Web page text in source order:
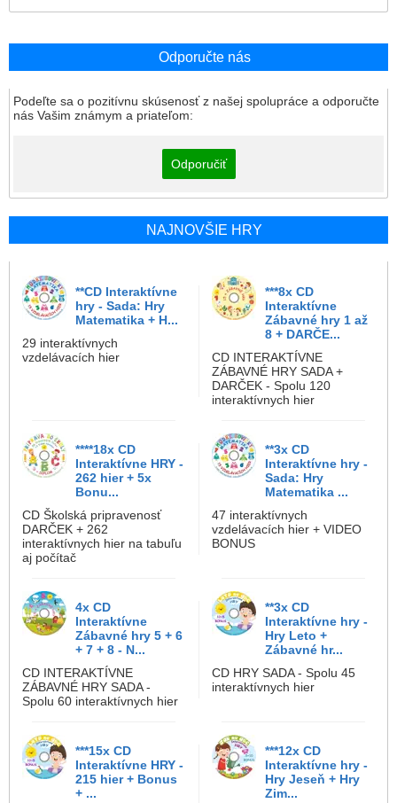
Odporučte nás
Podeľte sa o pozitívnu skúsenosť z našej spolupráce a odporučte
nás Vašim známym a priateľom:
Odporučiť
NAJNOVŠIE HRY
**CD Interaktívne
hry - Sada: Hry
Matematika + H...
29 interaktívnych
vzdelávacích hier
***8x CD
Interaktívne
Zábavné hry 1 až
8 + DARČE...
CD INTERAKTÍVNE
ZÁBAVNÉ HRY SADA +
DARČEK - Spolu 120
interaktívnych hier
****18x CD
Interaktívne HRY -
262 hier + 5x
Bonu...
CD Školská pripravenosť
DARČEK + 262
interaktívnych hier na tabuľu
aj počítač
**3x CD
Interaktívne hry -
Sada: Hry
Matematika ...
47 interaktívnych
vzdelávacích hier + VIDEO
BONUS
4x CD
Interaktívne
Zábavné hry 5 + 6
+ 7 + 8 - N...
CD INTERAKTÍVNE
ZÁBAVNÉ HRY SADA -
Spolu 60 interaktívnych hier
**3x CD
Interaktívne hry -
Hry Leto +
Zábavné hr...
CD HRY SADA - Spolu 45
interaktívnych hier
***15x CD
Interaktívne HRY -
215 hier + Bonus
+ ...
***12x CD
Interaktívne hry -
Hry Jeseň + Hry
Zim...